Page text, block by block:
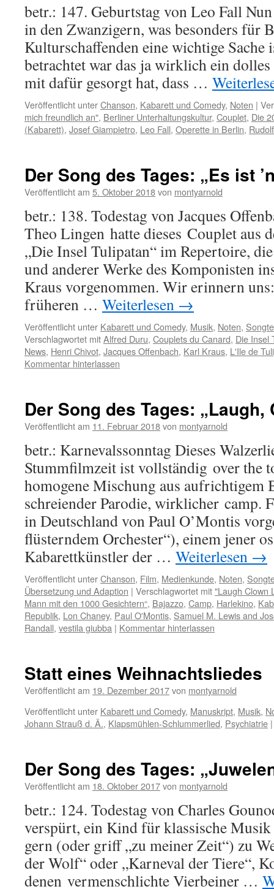
betr.: 147. Geburtstag von Leo Fall
in den Zwanzigern, was besonders für
Kulturschaffenden eine wichtige Sache
betrachtet war das ja wirklich ein
mit dafür gesorgt hat, dass …
Veröffentlicht unterChanson, Kabarett und Comedy, Noten |
mich freundlich an", Berliner Unterhaltungskultur, Couplet, Die
(Kabarett), Josef Giampietro, Leo Fall, Operette in Berlin,
Der Song des Tages: „Es ist
Veröffentlicht am 5. Oktober 2018von montyarnold
betr.: 138. Todestag von Jacques
Theo Lingen hatte dieses Couplet aus
„Die Insel Tulipatan“ im Repertoire,
und anderer Werke des Komponisten
Kraus vorgenommen. Wir erinnern
früheren … Weiterlesen →
Veröffentlicht unter Kabarett und Comedy, Musik, Noten,
Verschlagwortet mitAlfred Duru, Couplets du Canard, Die Insel
News, Henri Chivot, Jacques Offenbach, Karl Kraus, L'Ile de
Kommentar hinterlassen
Der Song des Tages: „Laugh,
Veröffentlicht am 11. Februar 2018von montyarnold
betr.: Karnevalssonntag Dieses
Stummfilmzeit ist vollständig over the
homogene Mischung aus aufrichtigem
schreiender Parodie, wirklicher camp.
in Deutschland von Paul O’Montis
flüsterndem Orchester“), einem jener
Kabarettkünstler der … Weiterlesen →
Veröffentlicht unterChanson, Film, Medienkunde, Noten,
Übersetzung und Adaption | Verschlagwortet mit"Laugh Clown
Mann mit den 1000 Gesichtern“, Bajazzo, Camp, Harlekino,
Republik, Lon Chaney, Paul O'Montis, Samuel M. Lewis and
Randall, vestila giubba | Kommentar hinterlassen
Statt eines Weihnachtsliedes
Veröffentlicht am 19. Dezember 2017von montyarnold
Veröffentlicht unter Kabarett und Comedy, Manuskript, Musik,
Johann Strauß d. Ä., Klapsmühlen-Schlummerlied, Psychiatrie |
Der Song des Tages:
Veröffentlicht am 18. Oktober 2017von montyarnold
betr.: 124. Todestag von Charles
verspürt, ein Kind für klassische
gern (oder griff „zu meiner Zeit“) zu
der Wolf“ oder „Karneval der Tiere“,
denen vermenschlichte Vierbeiner …